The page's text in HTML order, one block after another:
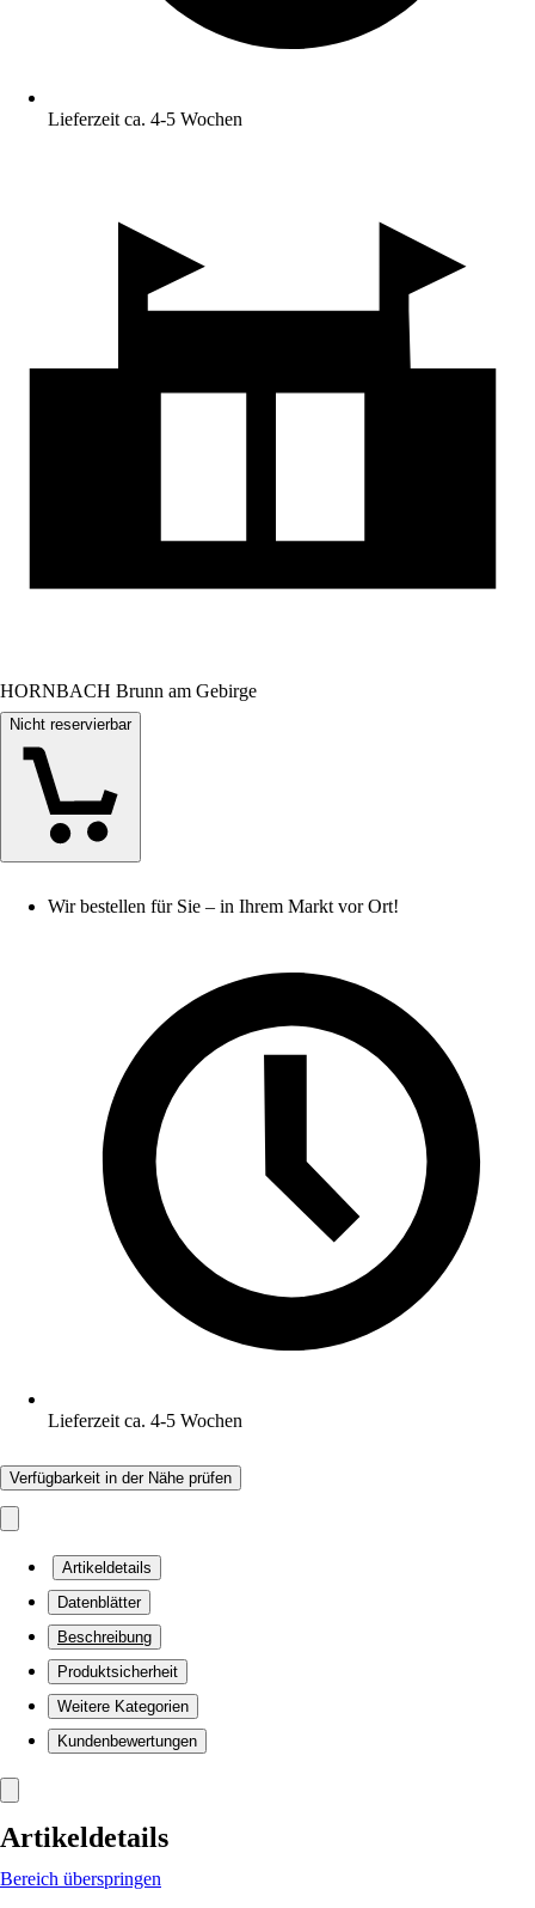
Lieferzeit ca. 4-5 Wochen
HORNBACH Brunn am Gebirge
Nicht reservierbar
Wir bestellen für Sie – in Ihrem Markt vor Ort!
Lieferzeit ca. 4-5 Wochen
Verfügbarkeit in der Nähe prüfen
Artikeldetails
Datenblätter
Beschreibung
Produktsicherheit
Weitere Kategorien
Kundenbewertungen
Artikeldetails
Bereich überspringen